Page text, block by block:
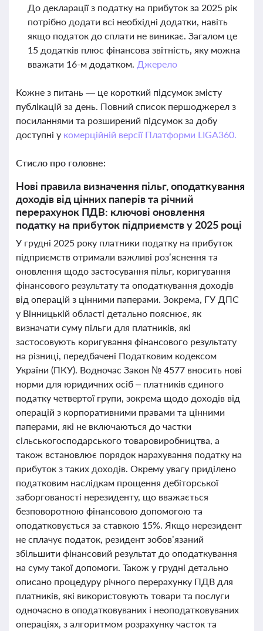
До декларації з податку на прибуток за 2025 рік
потрібно додати всі необхідні додатки, навіть
якщо податок до сплати не виникає. Загалом це
15 додатків плюс фінансова звітність, яку можна
вважати 16-м додатком. Джерело
Кожне з питань — це короткий підсумок змісту
публікацій за день. Повний список першоджерел з
посиланнями та розширений підсумок за добу
доступні у комерційній версії Платформи LIGA360.
Стисло про головне:
Нові правила визначення пільг, оподаткування
доходів від цінних паперів та річний
перерахунок ПДВ: ключові оновлення
податку на прибуток підприємств у 2025 році
У грудні 2025 року платники податку на прибуток
підприємств отримали важливі роз’яснення та
оновлення щодо застосування пільг, коригування
фінансового результату та оподаткування доходів
від операцій з цінними паперами. Зокрема, ГУ ДПС
у Вінницькій області детально пояснює, як
визначати суму пільги для платників, які
застосовують коригування фінансового результату
на різниці, передбачені Податковим кодексом
України (ПКУ). Водночас Закон № 4577 вносить нові
норми для юридичних осіб – платників єдиного
податку четвертої групи, зокрема щодо доходів від
операцій з корпоративними правами та цінними
паперами, які не включаються до частки
сільськогосподарського товаровиробництва, а
також встановлює порядок нарахування податку на
прибуток з таких доходів. Окрему увагу приділено
податковим наслідкам прощення дебіторської
заборгованості нерезиденту, що вважається
безповоротною фінансовою допомогою та
оподатковується за ставкою 15%. Якщо нерезидент
не сплачує податок, резидент зобов’язаний
збільшити фінансовий результат до оподаткування
на суму такої допомоги. Також у грудні детально
описано процедуру річного перерахунку ПДВ для
платників, які використовують товари та послуги
одночасно в оподатковуваних і неоподатковуваних
операціях, з алгоритмом розрахунку часток та